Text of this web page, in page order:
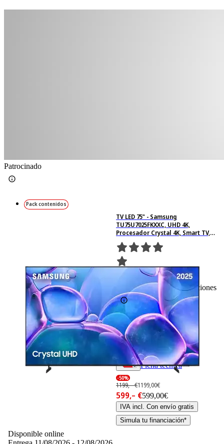
Patrocinado
Pack contenidos
Ficha técnica
TV LED 75" - Samsung
TU75U7025FKXXC, UHD 4K,
Procesador Crystal 4K, Smart TV,
Negro
Basado en 728 valoraciones
-50%
1199,– €1199,00€
599,– €599,00€
IVA incl. Con envío gratis
Simula tu financiación*
Disponible online